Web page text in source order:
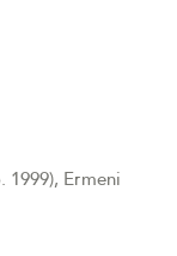
1999), Ermeni